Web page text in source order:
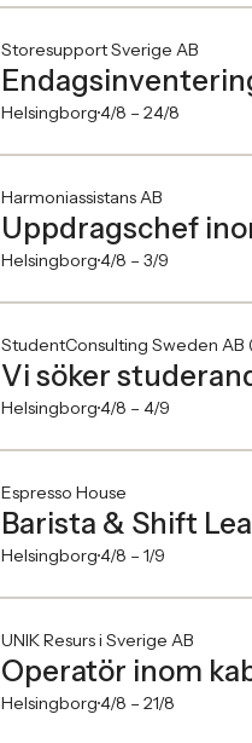
Storesupport Sverige AB
Helsingborg4/8 – 24/8
Harmoniassistans AB
Uppdragschef
Helsingborg4/8 – 3/9
StudentConsulting Sweden AB
Vi söker
Helsingborg4/8 – 4/9
Espresso House
Barista & Shift
Helsingborg4/8 – 1/9
UNIK Resurs i Sverige AB
Operatör inom
Helsingborg4/8 – 21/8